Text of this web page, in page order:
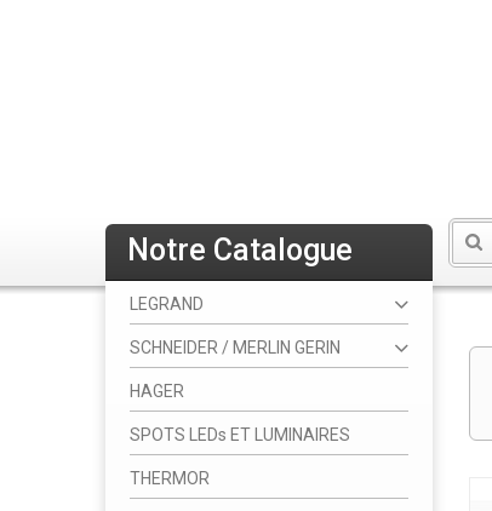
Notre Catalogue
LEGRAND
SCHNEIDER / MERLIN GERIN
HAGER
SPOTS LEDs ET LUMINAIRES
THERMOR